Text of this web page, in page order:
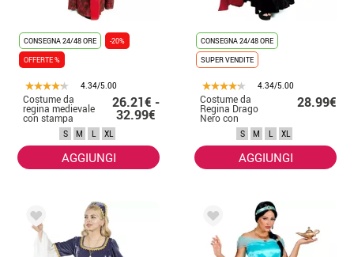
CONSEGNA 24/48 ORE
-20%
OFFERTE %
4.34/5.00
Costume da
regina medievale
con stampa
floreale rossa per
26.21€ -
32.99€
S M L XL
AGGIUNGI
CONSEGNA 24/48 ORE
SUPER VENDITE
4.34/5.00
Costume da
Regina Drago
Nero con
maniche rosse
per donna
28.99€
S M L XL
AGGIUNGI